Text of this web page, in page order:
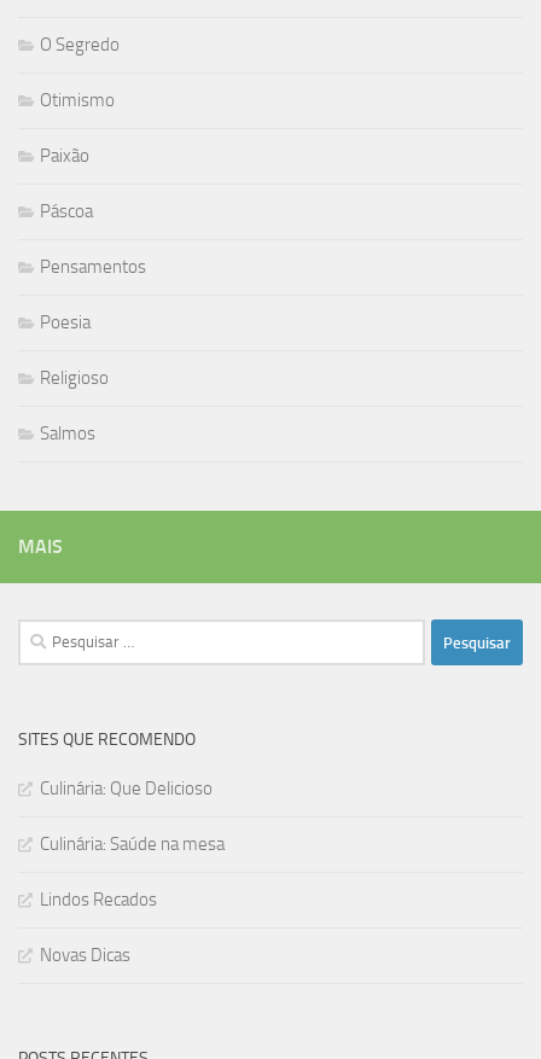
O Segredo
Otimismo
Paixão
Páscoa
Pensamentos
Poesia
Religioso
Salmos
MAIS
Pesquisar
por:
SITES QUE RECOMENDO
Culinária: Que Delicioso
Culinária: Saúde na mesa
Lindos Recados
Novas Dicas